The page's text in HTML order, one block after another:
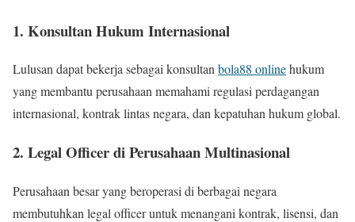
1. Konsultan Hukum Internasional
Lulusan dapat bekerja sebagai konsultanbola88 onlinehukum
yang membantu perusahaan memahami regulasi perdagangan
internasional, kontrak lintas negara, dan kepatuhan hukum global.
2. Legal Officer di Perusahaan Multinasional
Perusahaan besar yang beroperasi di berbagai negara
membutuhkan legal officer untuk menangani kontrak, lisensi, dan